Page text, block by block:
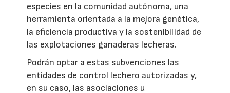
especies en la comunidad autónoma, una
herramienta orientada a la mejora genética,
la eficiencia productiva y la sostenibilidad de
las explotaciones ganaderas lecheras.
Podrán optar a estas subvenciones las
entidades de control lechero autorizadas y,
en su caso, las asociaciones u